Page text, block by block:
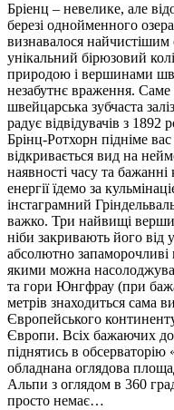
Бріенц – невелике, але
березі однойменного
визнавалося
унікальний бірюзовий
природою і вершинами
незабутнє враження. Саме
швейцарська зубчаста
радує відвідувачів з
Брінц-Ротхорн підніме
відкривається вид на
наявності часу та
енергії їдемо за
інстаграмний
важко. Три найвищі
ніби закривають його від
абсолютно запаморочливі
якими можна
та гори Юнгфрау (при
метрів знаходиться сама
Європейського
Європи. Всіх бажаючих
піднятись в
обладнана оглядова
Альпи з оглядом в 360
просто немає…